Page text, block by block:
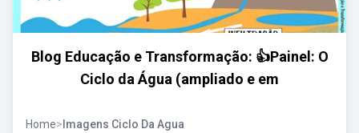
Blog Educação e Transformação: 👍Painel: O
Ciclo da Água (ampliado e em
Home> Imagens Ciclo Da Agua